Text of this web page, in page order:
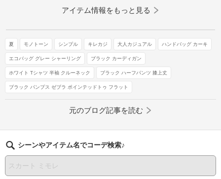
アイテム情報をもっと見る
夏 モノトーン シンプル キレカジ 大人カジュアル ハンドバッグ カーキ
エコバッグ グレー シャーリング ブラック カーディガン
ホワイト Tシャツ 半袖 クルーネック ブラック ハーフパンツ 膝上丈
ブラック パンプス ゼブラ ポインテッドトゥ フラット
元のブログ記事を読む
シーンやアイテム名でコーデ検索♪